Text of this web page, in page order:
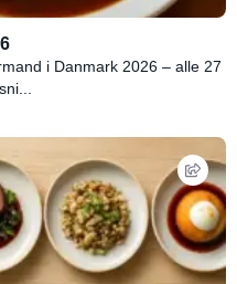
i Danmark 2026 – alle 27